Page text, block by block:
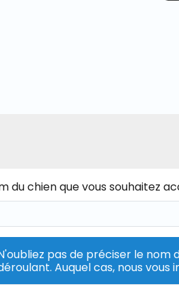
du chien que vous souhaitez
pas de préciser le nom
Auquel cas, nous